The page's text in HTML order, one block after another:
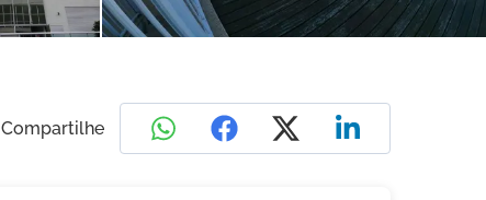
Compartilhe